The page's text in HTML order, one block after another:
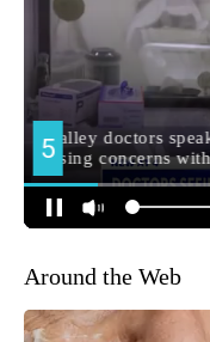
Around the Web